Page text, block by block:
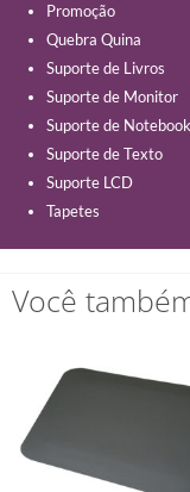
Promoção
Quebra Quina
Suporte de Livros
Suporte de Monitor
Suporte de Notebook
Suporte de Texto
Suporte LCD
Tapetes
Você